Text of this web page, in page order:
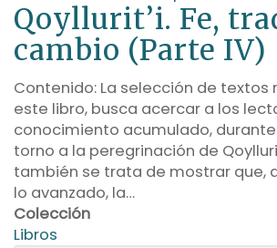
Qoyllurit’i. Fe,
cambio (Parte IV)
Contenido: La selección de textos
este libro, busca acercar a los
conocimiento acumulado,
torno a la peregrinación de
también se trata de mostrar que,
lo avanzado, la…
Colección
Libros